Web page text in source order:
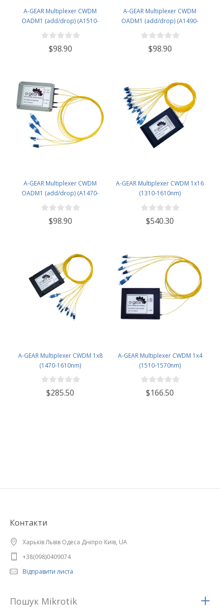
A-GEAR Multiplexer CWDM
OADM1 (add/drop) (A1510-
D1570)
$98.90
A-GEAR Multiplexer CWDM
OADM1 (add/drop) (A1490-
D1590)
$98.90
A-GEAR Multiplexer CWDM
OADM1 (add/drop) (A1470-
D1610)
$98.90
A-GEAR Multiplexer CWDM 1x16
(1310-1610nm)
$540.30
A-GEAR Multiplexer CWDM 1x8
(1470-1610nm)
$285.50
A-GEAR Multiplexer CWDM 1x4
(1510-1570nm)
$166.50
Контакти
Харьків Львів Одеса Дніпро Київ, UA
+38(098)0409074
Відправити листа
Пошук Mikrotik